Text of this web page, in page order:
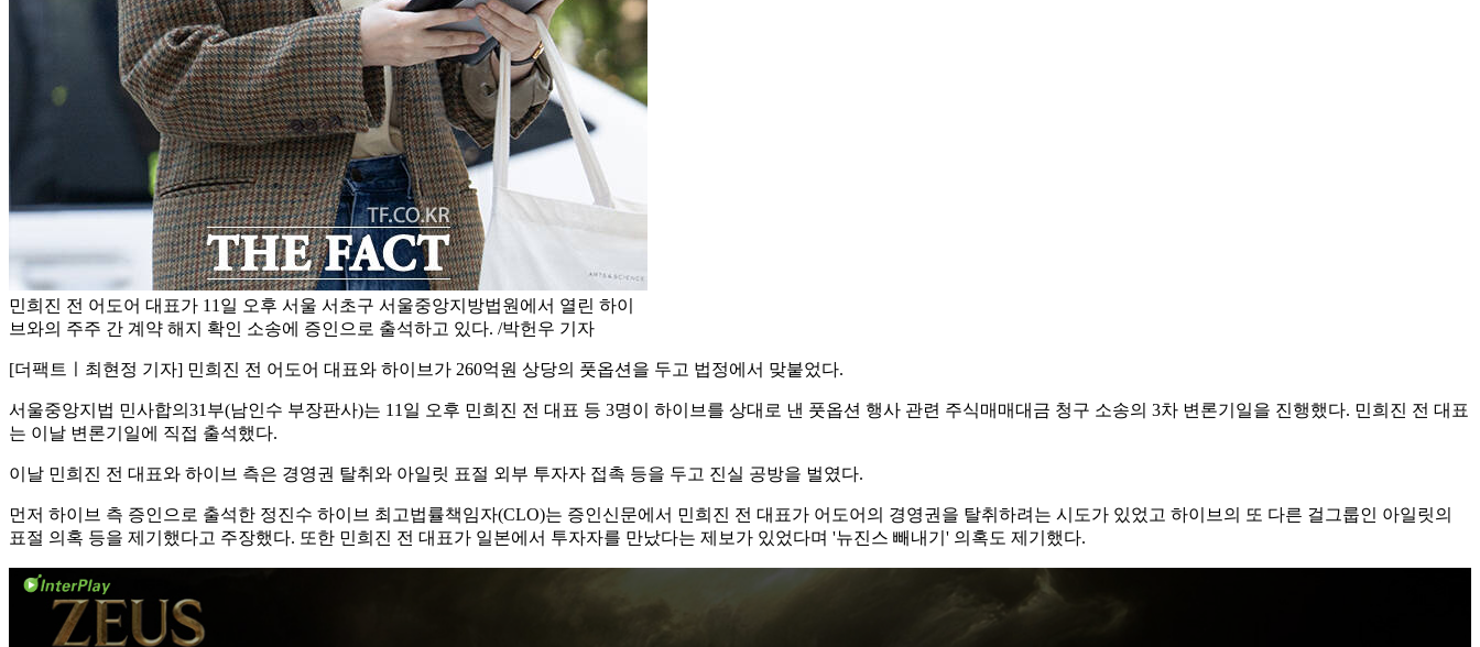
민희진 전 어도어 대표가 11일 오후 서울 서초구 서울중앙지방법원에서 열린 하이
브와의 주주 간 계약 해지 확인 소송에 증인으로 출석하고 있다. /박헌우 기자
[더팩트ㅣ최현정 기자] 민희진 전 어도어 대표와 하이브가 260억원 상당의 풋옵션을 두고 법정에서 맞붙었다.
서울중앙지법 민사합의31부(남인수 부장판사)는 11일 오후 민희진 전 대표 등 3명이 하이브를 상대로 낸 풋옵션 행사 관련 주식매매대금 청구 소송의 3차 변론기일을 진행했다. 민희진 전 대표
는 이날 변론기일에 직접 출석했다.
이날 민희진 전 대표와 하이브 측은 경영권 탈취와 아일릿 표절 외부 투자자 접촉 등을 두고 진실 공방을 벌였다.
먼저 하이브 측 증인으로 출석한 정진수 하이브 최고법률책임자(CLO)는 증인신문에서 민희진 전 대표가 어도어의 경영권을 탈취하려는 시도가 있었고 하이브의 또 다른 걸그룹인 아일릿의
표절 의혹 등을 제기했다고 주장했다. 또한 민희진 전 대표가 일본에서 투자자를 만났다는 제보가 있었다며 '뉴진스 빼내기' 의혹도 제기했다.